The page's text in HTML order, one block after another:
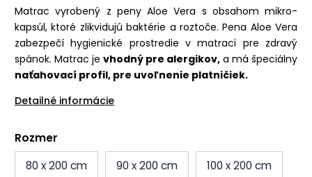
Matrac vyrobený z peny Aloe Vera s obsahom mikro-
kapsúl, ktoré zlikvidujú baktérie a roztoče. Pena Aloe Vera
zabezpečí hygienické prostredie v matraci pre zdravý
spánok. Matrac je vhodný pre alergikov, a má špeciálny
naťahovací profil, pre uvoľnenie platničiek.
Detailné informácie
Rozmer
80 x 200 cm
90 x 200 cm 100 x 200 cm